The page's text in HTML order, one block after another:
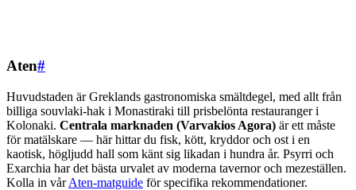
Aten#
Huvudstaden är Greklands gastronomiska smältdegel, med allt från
billiga souvlaki-hak i Monastiraki till prisbelönta restauranger i
Kolonaki. Centrala marknaden (Varvakios Agora) är ett måste
för matälskare — här hittar du fisk, kött, kryddor och ost i en
kaotisk, högljudd hall som känt sig likadan i hundra år. Psyrri och
Exarchia har det bästa urvalet av moderna tavernor och mezeställen.
Kolla in vårAten-matguide för specifika rekommendationer.